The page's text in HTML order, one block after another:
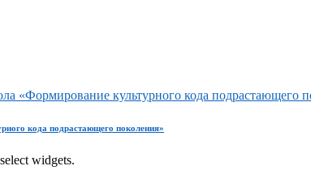
«Формирование культурного кода подрастающего
кода подрастающего поколения»
widgets.